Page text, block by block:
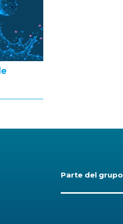
Parte del grupo